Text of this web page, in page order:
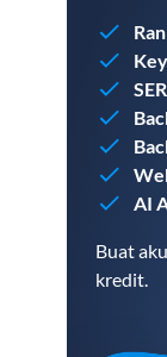
AI
Buat
kredit.